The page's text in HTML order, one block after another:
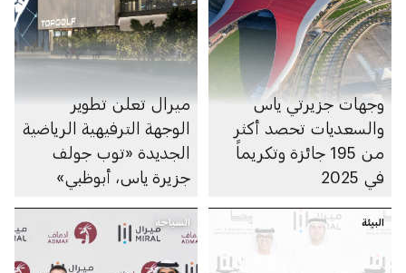
وجهات جزيرتي ياس
والسعديات تحصد أكثر
من 195 جائزة وتكريماً
في 2025
ميرال تعلن تطوير
الوجهة الترفيهية الرياضية
الجديدة «توب جولف
جزيرة ياس، أبوظبي»
البيئة السياحة